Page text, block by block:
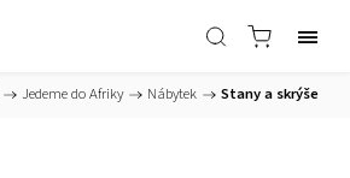
/ Jedeme do Afriky / Nábytek / Stany a skrýše